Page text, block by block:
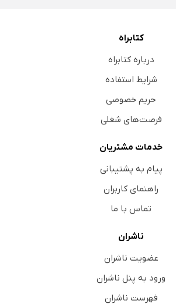
کتابراه
درباره کتابراه
شرایط استفاده
حریم خصوصی
فرصت‌های شغلی
خدمات مشتریان
پیام به پشتیبانی
راهنمای کاربران
تماس با ما
ناشران
عضویت ناشران
ورود به پنل ناشران
فهرست ناشران